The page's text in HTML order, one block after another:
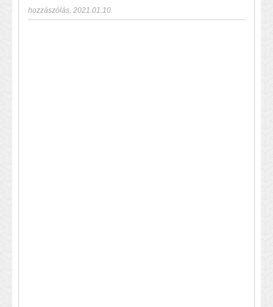
hozzászólás, 2021.01.10.